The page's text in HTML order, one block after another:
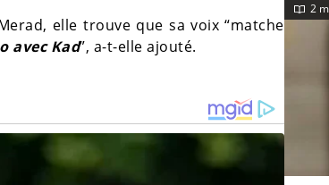
elle trouve que sa voix “matche
avec Kad”, a-t-elle ajouté.
2